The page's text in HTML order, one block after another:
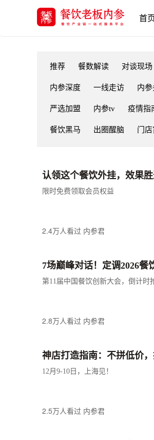
首
推荐 餐数解读 对谈现场
内参深度 一线走访 内
严选加盟 内参tv 疫情指
餐饮黑马 出圈醒脑 门
认领这个餐饮外挂，效果
限时免费领取会员权益
2.4万人看过 内参君
7场巅峰对话！定调2026餐
第11届中国餐饮创新大会，倒计时
2.8万人看过 内参君
神店打造指南：不拼低价，
12月9-10日，上海见！
2.5万人看过 内参君